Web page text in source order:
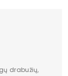
drabužių,